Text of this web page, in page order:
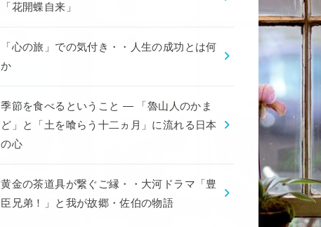
「花開蝶自来」
「心の旅」での気付き・・人生の成功とは何
か
季節を食べるということ ― 「魯山人のかま
ど」と「土を喰らう十二ヵ月」に流れる日本
の心
黄金の茶道具が繋ぐご縁・・大河ドラマ「豊
臣兄弟！」と我が故郷・佐伯の物語